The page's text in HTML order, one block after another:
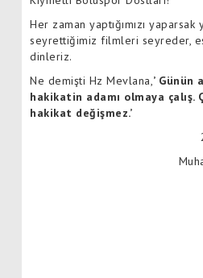
Her zaman yaptığımızı yaparsak
seyrettiğimiz filmleri seyreder,
dinleriz.
Ne demişti Hz Mevlana, ’ Günün
hakikatin adamı olmaya çalış.
hakikat değişmez.’
25.12.
Muharrem